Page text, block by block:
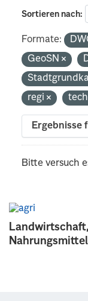
Nahrungsmittel
Sortieren nach
Formate:
GeoSN
regi
Ergebnisse
Bitte versuch